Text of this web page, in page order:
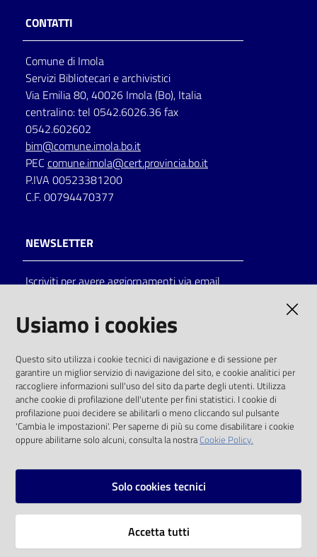
Seguici
su
Catalogo
on line
Eventi
Chiedi al
bibliotecario
Avvisi
Orari
CONTATTI
Comune di Imola
Servizi Bibliotecari e archivistici
Via Emilia 80, 40026 Imola (Bo), Italia
centralino: tel 0542.6026.36 fax
0542.602602
bim@comune.imola.bo.it
PEC comune.imola@cert.provincia.bo.it
P.IVA 00523381200
C.F. 00794470377
NEWSLETTER
Iscriviti per avere aggiornamenti via email
solo alle condizioni previste dalla direttiva
comunitaria 2003/98/CE e dal d.lgs. 36/2006
SOCIAL
Instagram
Vai alla pagina
Usiamo i cookies
Questo sito utilizza i cookie tecnici di navigazione e di sessione per
garantire un miglior servizio di navigazione del sito, e cookie analitici per
raccogliere informazioni sull'uso del sito da parte degli utenti. Utilizza
anche cookie di profilazione dell'utente per fini statistici. I cookie di
profilazione puoi decidere se abilitarli o meno cliccando sul pulsante
'Cambia le impostazioni'. Per saperne di più su come disabilitare i cookie
oppure abilitarne solo alcuni, consulta la nostraCookie Policy.
Solo cookies tecnici
Accetta tutti